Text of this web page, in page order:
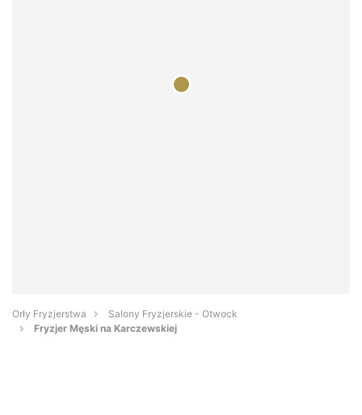
Orły Fryzjerstwa
Salony Fryzjerskie - Otwock
Fryzjer Męski na Karczewskiej